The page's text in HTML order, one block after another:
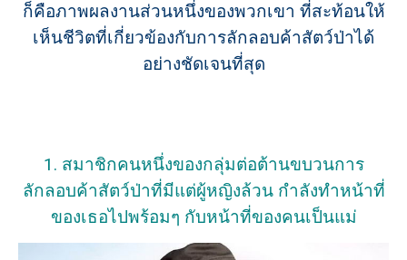
ก็คือภาพผลงานส่วนหนึ่งของพวกเขา ที่สะท้อนให้
เห็นชีวิตที่เกี่ยวข้องกับการลักลอบค้าสัตว์ป่าได้
อย่างชัดเจนที่สุด
1. สมาชิกคนหนึ่งของกลุ่มต่อต้านขบวนการ
ลักลอบค้าสัตว์ป่าที่มีแต่ผู้หญิงล้วน กำลังทำหน้าที่
ของเธอไปพร้อมๆ กับหน้าที่ของคนเป็นแม่